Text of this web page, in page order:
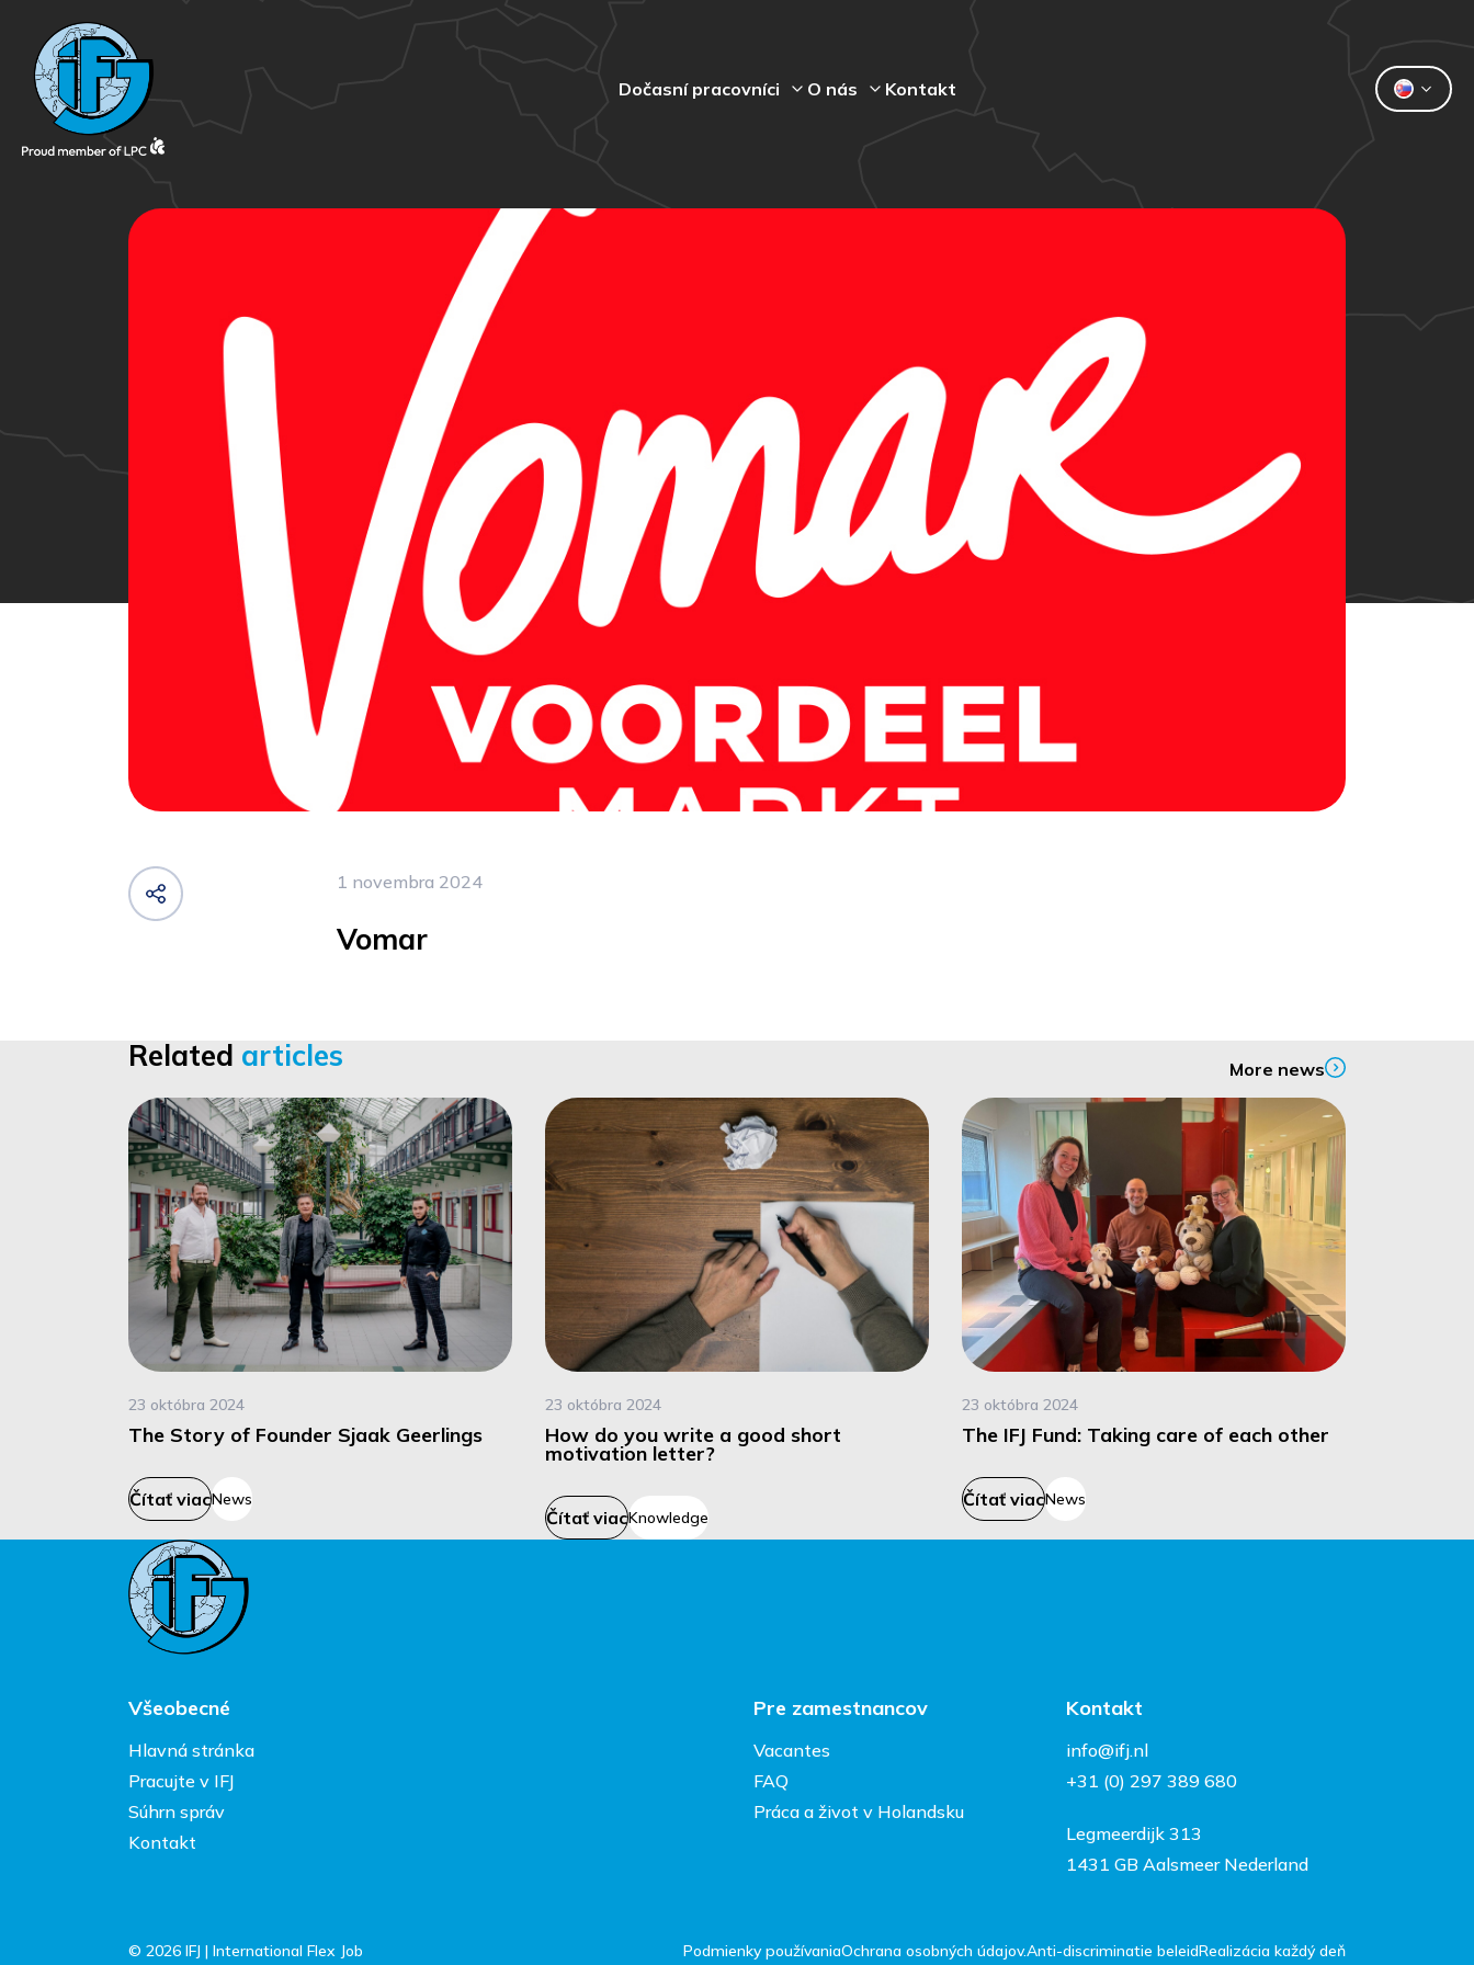
Dočasní pracovníci O nás Kontakt
1 novembra 2024
Vomar
Related articles More news
23 októbra 2024
The Story of Founder Sjaak Geerlings
Čítať viacNews
23 októbra 2024
How do you write a good short
motivation letter?
Čítať viacKnowledge
23 októbra 2024
The IFJ Fund: Taking care of each other
Čítať viacNews
Všeobecné
Hlavná stránka
Pracujte v IFJ
Súhrn správ
Kontakt
Pre zamestnancov
Vacantes
FAQ
Práca a život v Holandsku
Kontakt
info@ifj.nl
+31 (0) 297 389 680
Legmeerdijk 313
1431 GB Aalsmeer Nederland
© 2026 IFJ | International Flex Job Podmienky používaniaOchrana osobných údajov.Anti-discriminatie beleidRealizácia každý deň